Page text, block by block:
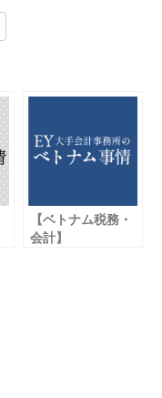
【ベトナム税務・
会計】